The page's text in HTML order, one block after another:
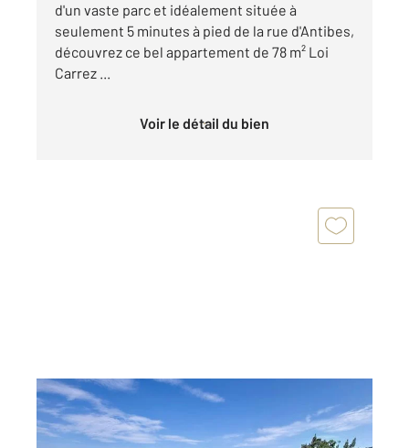
d'un vaste parc et idéalement située à
seulement 5 minutes à pied de la rue d'Antibes,
découvrez ce bel appartement de 78 m² Loi
Carrez ...
Voir le détail du bien
CANNES 06
11 m 2, 1 pièce
Ref : 52267